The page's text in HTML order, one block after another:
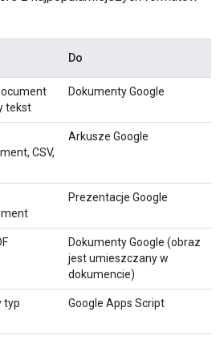
Do
tekst
Dokumenty Google
CSV,
Arkusze Google
Prezentacje Google
Dokumenty Google (obraz
jest umieszczany w
dokumencie)
typ
Google Apps Script